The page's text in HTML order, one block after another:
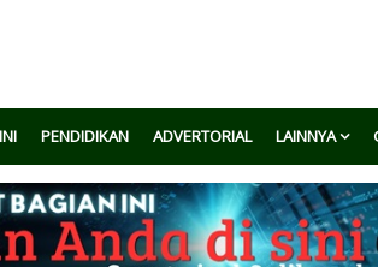
PENDIDIKAN ADVERTORIAL LAINNYA